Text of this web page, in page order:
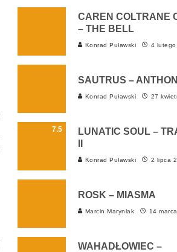
CAREN COLTRANE
– THE BELL
Konrad Puławski 4
SAUTRUS –
Konrad Puławski 27
7.5
LUNATIC SOUL –
Konrad Puławski 2 lipca
ROSK – MIASMA
Marcin Maryniak 14
WAHADŁOWIEC –